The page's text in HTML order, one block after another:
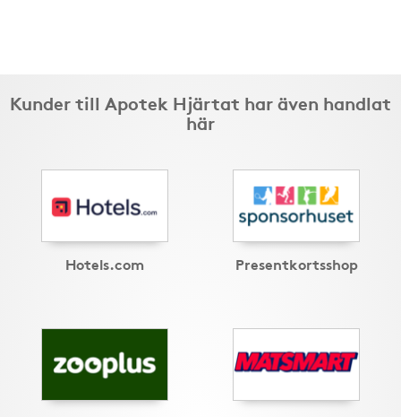
Kunder till Apotek Hjärtat har även handlat
här
Hotels.com Presentkortsshop